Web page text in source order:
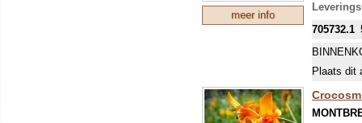
meer info
705732.1
Plaats dit